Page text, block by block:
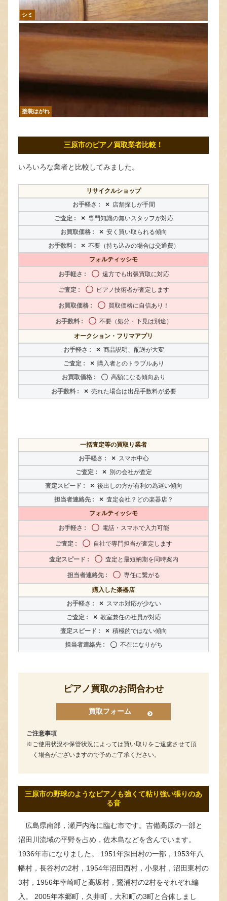
シミ
塗装はがれ
三原市のピアノ買取業者比較！
いろいろな業者と比較してみました。
リサイクルショップ
× 店舗探しが手間
× 専門知識の無いスタッフが対応
× 安く買い取られる傾向
× 不要（持ち込みの場合は交通費）
フォルティッシモ
〇 遠方でも出張買取に対応
〇 ピアノ技術者が査定します
〇 買取価格に自信あり！
〇 不要（処分・下見は別途）
オークション・フリマアプリ
× 商品説明、配送が大変
× 購入者とのトラブルあり
〇 高額になる傾向あり
× 売れた場合は出品手数料が必要
一括査定等の買取り業者
× スマホ中心
× 別の会社が査定
× 後出しの方が有利の為遅い傾向
× 査定会社？どの楽器店？
フォルティッシモ
〇 電話・スマホで入力可能
〇 自社で専門担当が査定します
〇 査定と最短納期を同時案内
〇 専任に繋がる
購入した楽器店
× スマホ対応が少ない
× 教室兼任の社員が対応
× 積極的ではない傾向
〇 不在になりがち
ピアノ買取のお問合わせ
買取フォーム
ご注意事項
ご使用状況や保管状況によっては買い取りをご遠慮させて頂
く場合がございますので予めご了承ください。
三原市の野球のようなピアノも強くて粘り強い張りのあ
る音
広島県南部，瀬戸内海に臨む市です。吉備高原の一部と
沼田川流域の平野を占め，佐木島などを含んでいます。
1936年市になりました。 1951年深田村の一部，1953年八
幡村，長谷村の2村，1954年沼田西村，小泉村，沼田東村の
3村，1956年幸崎町と高坂村，鷺浦村の2村をそれぞれ編
入。 2005年本郷町，久井町，大和町の3町と合体しまし